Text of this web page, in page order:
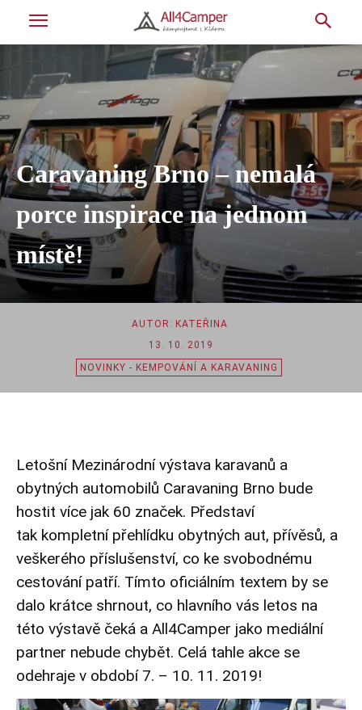
Caravaning Brno – nemalá
porce inspirace na jednom
místě!
AUTOR: KATEŘINA
13. 10. 2019
NOVINKY - KEMPOVÁNÍ A KARAVANING
Letošní Mezinárodní výstava karavanů a
obytných automobilů Caravaning Brno bude
hostit více jak 60 značek. Představí
tak kompletní přehlídku obytných aut, přívěsů, a
veškerého příslušenství, co ke svobodnému
cestování patří. Tímto oficiálním textem by se
dalo krátce shrnout, co hlavního vás letos na
této výstavě čeká a All4Camper jako mediální
partner nebude chybět. Celá tahle akce se
odehraje v období 7. – 10. 11. 2019!